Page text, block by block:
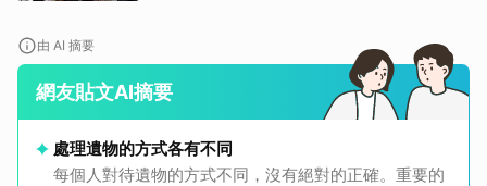
由 AI 摘要
網友貼文AI摘要
處理遺物的方式各有不同
每個人對待遺物的方式不同，沒有絕對的正確。重要的